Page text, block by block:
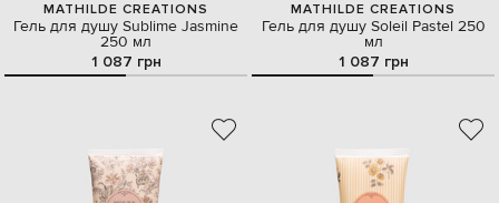
MATHILDE CREATIONS
Гель для душу Sublime Jasmine
250 мл
1 087 грн
MATHILDE CREATIONS
Гель для душу Soleil Pastel 250
мл
1 087 грн